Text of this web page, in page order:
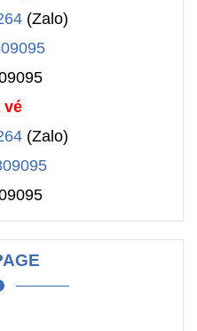
(Zalo)
vé
(Zalo)